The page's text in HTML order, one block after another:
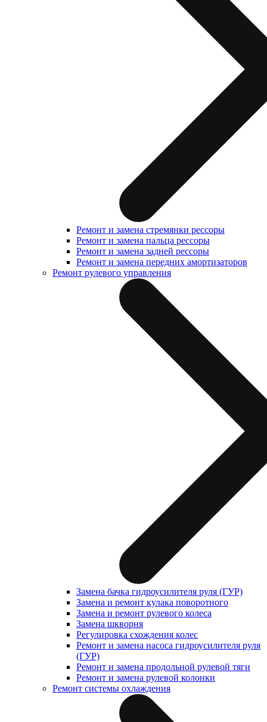
Ремонт и замена стремянки рессоры
Ремонт и замена пальца рессоры
Ремонт и замена задней рессоры
Ремонт и замена передних амортизаторов
Ремонт рулевого управления
Замена бачка гидроусилителя руля (ГУР)
Замена и ремонт кулака поворотного
Замена и ремонт рулевого колеса
Замена шкворня
Регулировка схождения колес
Ремонт и замена насоса гидроусилителя руля
(ГУР)
Ремонт и замена продольной рулевой тяги
Ремонт и замена рулевой колонки
Ремонт системы охлаждения